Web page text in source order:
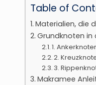
Table of
Materialien, die
Grundknoten in
1.
2.
3.
Makramee